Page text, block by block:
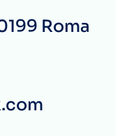
Roma